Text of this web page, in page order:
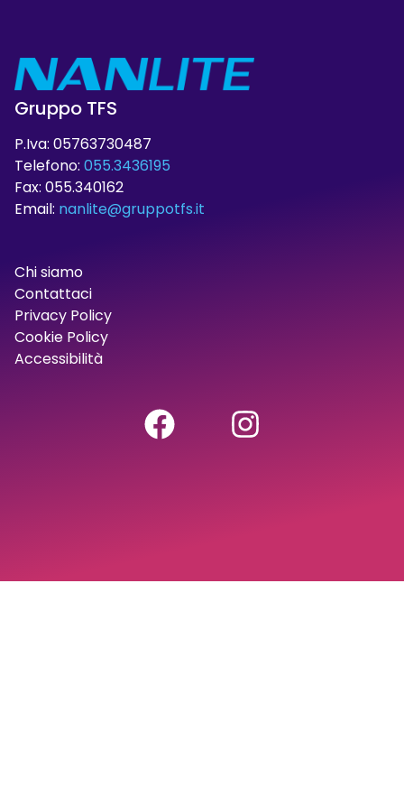
Gruppo TFS
P.Iva: 05763730487
Telefono: 055.3436195
Fax: 055.340162
Email: nanlite@gruppotfs.it
Chi siamo
Contattaci
Privacy Policy
Cookie Policy
Accessibilità